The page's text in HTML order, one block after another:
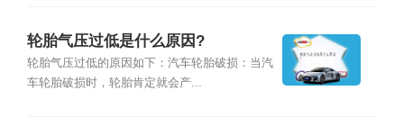
轮胎气压过低是什么原因?
轮胎气压过低的原因如下：汽车轮胎破损：当汽
车轮胎破损时，轮胎肯定就会产...